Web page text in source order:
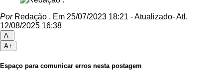
PorRedação . Em 25/07/2023 18:21 - Atualizado- Atl.
12/08/2025 16:38
A-
A+
Espaço para comunicar erros nesta postagem